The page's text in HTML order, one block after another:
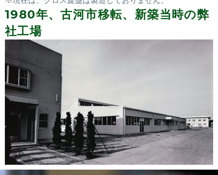
1980年、古河市移転、新築当時の弊
社工場